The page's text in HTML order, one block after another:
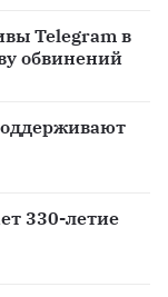
Telegram в
обвинений
330-летие